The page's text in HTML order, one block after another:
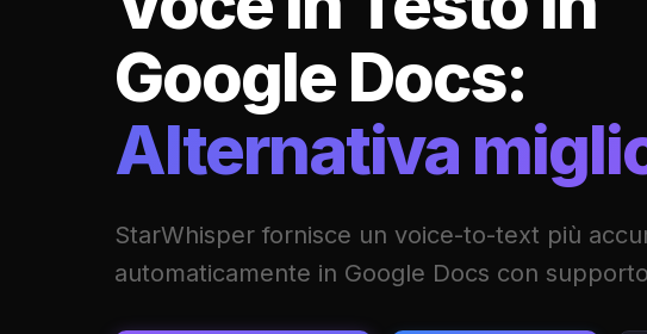
Google Docs:
Alternativa
StarWhisper fornisce un voice-to-text più
automaticamente in Google Docs con